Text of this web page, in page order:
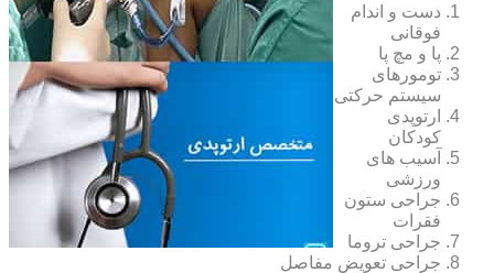
دست و اندام
فوقانی
پا و مچ پا
تومورهای
سیستم حرکتی
ارتوپدی
کودکان
آسیب های
ورزشی
جراحی ستون
فقرات
جراحی تروما
جراحی تعویض مفاصل